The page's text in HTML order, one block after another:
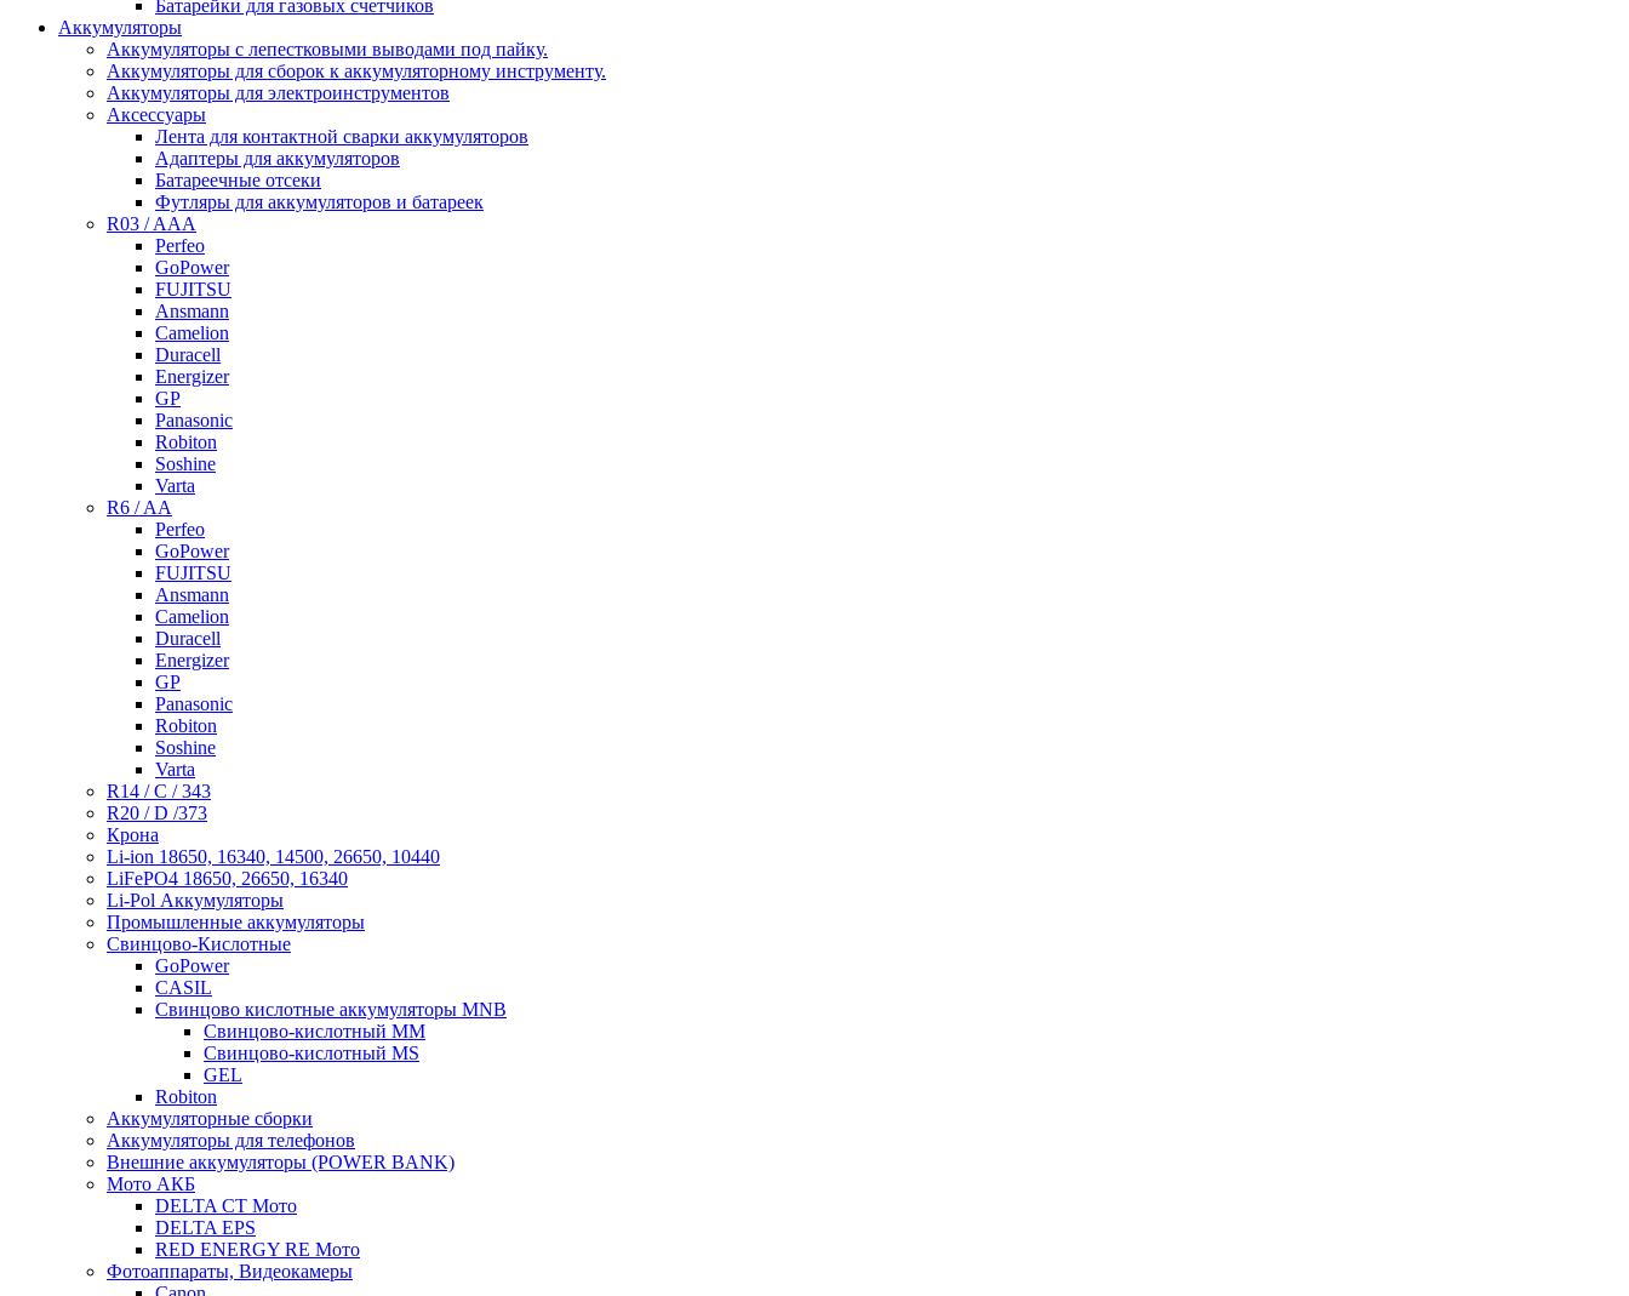
Батарейки для газовых счетчиков
Аккумуляторы
Аккумуляторы с лепестковыми выводами под пайку.
Аккумуляторы для сборок к аккумуляторному инструменту.
Аккумуляторы для электроинструментов
Аксессуары
Лента для контактной сварки аккумуляторов
Адаптеры для аккумуляторов
Батареечные отсеки
Футляры для аккумуляторов и батареек
R03 / AAA
Perfeo
GoPower
FUJITSU
Ansmann
Camelion
Duracell
Energizer
GP
Panasonic
Robiton
Soshine
Varta
R6 / AA
Perfeo
GoPower
FUJITSU
Ansmann
Camelion
Duracell
Energizer
GP
Panasonic
Robiton
Soshine
Varta
R14 / C / 343
R20 / D /373
Крона
Li-ion 18650, 16340, 14500, 26650, 10440
LiFePO4 18650, 26650, 16340
Li-Pol Аккумуляторы
Промышленные аккумуляторы
Свинцово-Кислотные
GoPower
CASIL
Свинцово кислотные аккумуляторы MNB
Cвинцово-кислотный MM
Cвинцово-кислотный MS
GEL
Robiton
Аккумуляторные сборки
Аккумуляторы для телефонов
Внешние аккумуляторы (POWER BANK)
Мото АКБ
DELTA CT Мото
DELTA EPS
RED ENERGY RE Мото
Фотоаппараты, Видеокамеры